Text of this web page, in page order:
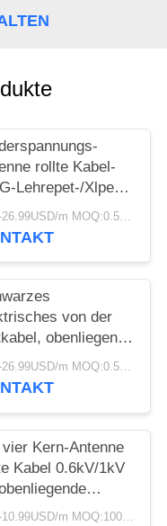
rollte Kabel-
Lehrepet-/Xlpe-
Aluminium-
zusammen
0.10-26.99USD/m MOQ:0.5KM
von der
obenliegende
Leitungen 0.10-26.99USD/m MOQ:0.5KM
vier Kern-Antenne
Kabel 0.6kV/1kV
0.19-10.99USD/m MOQ:1000M